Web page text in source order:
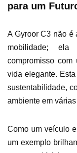
para um
A Gyroor C3 não é
mobilidade;
compromisso
vida elegante.
sustentabilidade,
ambiente em
Como um veículo
um exemplo